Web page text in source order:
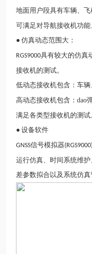
地面用户段具有车辆、
可满足对导航接收机功能
● 仿真动态范围大：
RGS9000具有较大的仿真
接收机的测试。
低动态接收机包含：车
高动态接收机包含：dao
满足各类型接收机的测试
● 设备软件
GNSS信号模拟器
运行仿真、时间系统维
差参数拟合以及系统仿真